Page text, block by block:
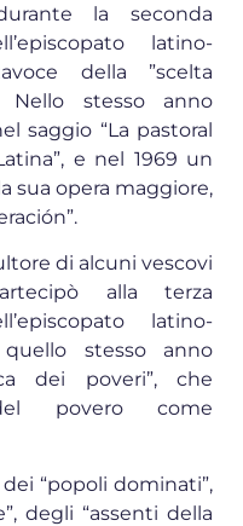
la seconda
latino-
della ”scelta
Nello stesso anno
saggio “La pastoral
e nel 1969 un
sua opera maggiore,
di alcuni vescovi
alla terza
latino-
stesso anno
dei poveri”, che
povero come
“popoli dominati”,
degli “assenti della